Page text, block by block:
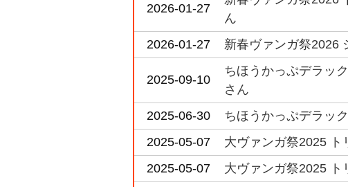
2026-01-27
ん
2026-01-27
新春ヴァンガ祭2026
2025-09-10
ちほうかっぷデラッ
さん
2025-06-30
ちほうかっぷデラッ
2025-05-07
大ヴァンガ祭2025
2025-05-07
大ヴァンガ祭2025